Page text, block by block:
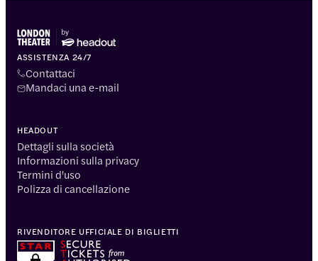
ASSISTENZA 24/7
Contattaci
Mandaci una e-mail
HEADOUT
Dettagli sulla società
Informazioni sulla privacy
Termini d'uso
Polizza di cancellazione
RIVENDITORE UFFICIALE DI BIGLIETTI